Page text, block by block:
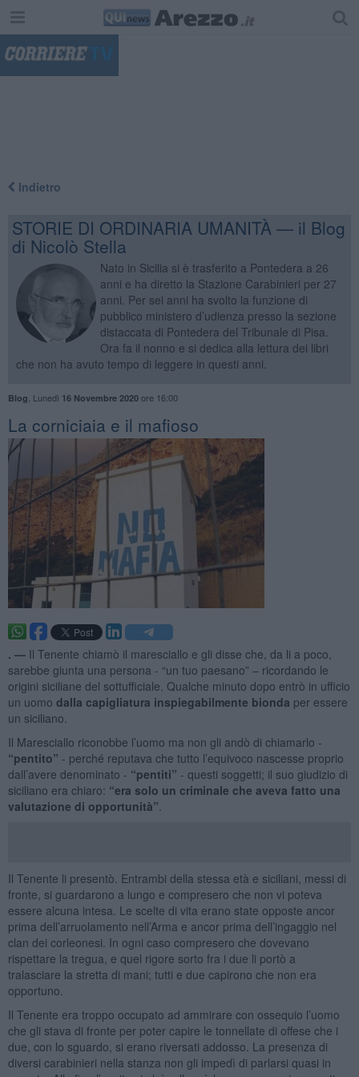
Indietro
STORIE DI ORDINARIA UMANITÀ — il Blog
di Nicolò Stella
Nato in Sicilia si è trasferito a Pontedera a 26
anni e ha diretto la Stazione Carabinieri per 27
anni. Per sei anni ha svolto la funzione di
pubblico ministero d’udienza presso la sezione
distaccata di Pontedera del Tribunale di Pisa.
Ora fa il nonno e si dedica alla lettura dei libri
che non ha avuto tempo di leggere in questi anni.
Blog Lunedì 16 Novembre 2020ore 16:00
​La corniciaia e il mafioso
. — Il Tenente chiamò il maresciallo e gli disse che, da li a poco,
sarebbe giunta una persona - “un tuo paesano” – ricordando le
origini siciliane del sottufficiale. Qualche minuto dopo entrò in ufficio
un uomo dalla capigliatura inspiegabilmente bionda per essere
un siciliano.
Il Maresciallo riconobbe l’uomo ma non gli andò di chiamarlo -
“pentito” - perché reputava che tutto l’equivoco nascesse proprio
dall’avere denominato - “pentiti” - questi soggetti; il suo giudizio di
siciliano era chiaro: “era solo un criminale che aveva fatto una
valutazione di opportunità”
Il Tenente li presentò. Entrambi della stessa età e siciliani, messi di
fronte, si guardarono a lungo e compresero che non vi poteva
essere alcuna intesa. Le scelte di vita erano state opposte ancor
prima dell’arruolamento nell’Arma e ancor prima dell’ingaggio nel
clan dei corleonesi. In ogni caso compresero che dovevano
rispettare la tregua, e quel rigore sorto fra i due li portò a
tralasciare la stretta di mani; tutti e due capirono che non era
opportuno.
Il Tenente era troppo occupato ad ammirare con ossequio l’uomo
che gli stava di fronte per poter capire le tonnellate di offese che i
due, con lo sguardo, si erano riversati addosso. La presenza di
diversi carabinieri nella stanza non gli impedì di parlarsi quasi in